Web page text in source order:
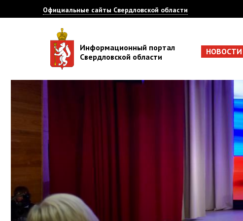
Официальные сайты Свердловской области
Информационный портал
Свердловской области
НОВОСТИ